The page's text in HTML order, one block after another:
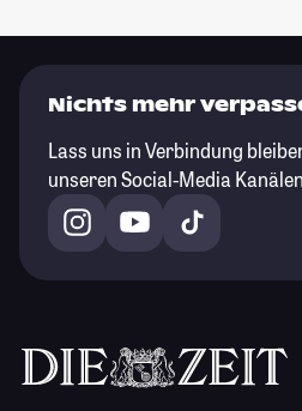
Nichts mehr
Lass uns in Verbindung
unseren Social-Media